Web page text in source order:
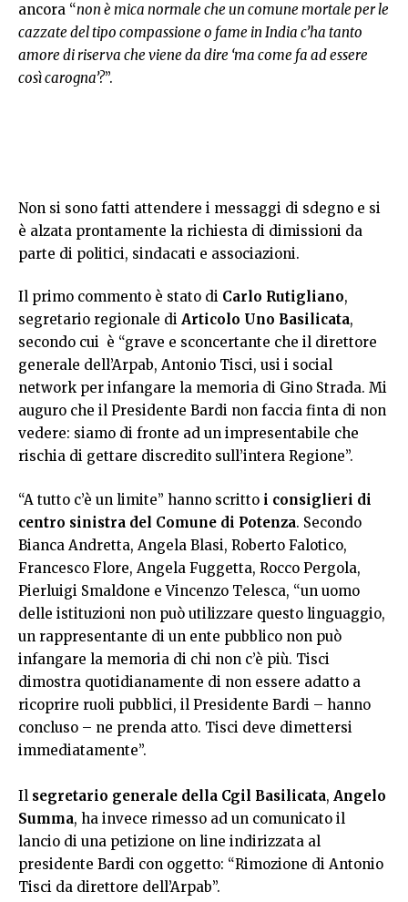
ancora “non è mica normale che un comune mortale per le
cazzate del tipo compassione o fame in India c’ha tanto
amore di riserva che viene da dire ‘ma come fa ad essere
così carogna’?”.
Non si sono fatti attendere i messaggi di sdegno e si
è alzata prontamente la richiesta di dimissioni da
parte di politici, sindacati e associazioni.
Il primo commento è stato di Carlo Rutigliano,
segretario regionale di Articolo Uno Basilicata,
secondo cui è “grave e sconcertante che il direttore
generale dell’Arpab, Antonio Tisci, usi i social
network per infangare la memoria di Gino Strada. Mi
auguro che il Presidente Bardi non faccia finta di non
vedere: siamo di fronte ad un impresentabile che
rischia di gettare discredito sull’intera Regione”.
“A tutto c’è un limite” hanno scritto i consiglieri di
centro sinistra del Comune di Potenza. Secondo
Bianca Andretta, Angela Blasi, Roberto Falotico,
Francesco Flore, Angela Fuggetta, Rocco Pergola,
Pierluigi Smaldone e Vincenzo Telesca, “un uomo
delle istituzioni non può utilizzare questo linguaggio,
un rappresentante di un ente pubblico non può
infangare la memoria di chi non c’è più. Tisci
dimostra quotidianamente di non essere adatto a
ricoprire ruoli pubblici, il Presidente Bardi – hanno
concluso – ne prenda atto. Tisci deve dimettersi
immediatamente”.
Il segretario generale della Cgil Basilicata, Angelo
Summa, ha invece rimesso ad un comunicato il
lancio di una petizione on line indirizzata al
presidente Bardi con oggetto: “Rimozione di Antonio
Tisci da direttore dell’Arpab”.